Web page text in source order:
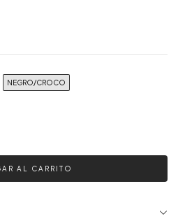
NEGRO/CROCO